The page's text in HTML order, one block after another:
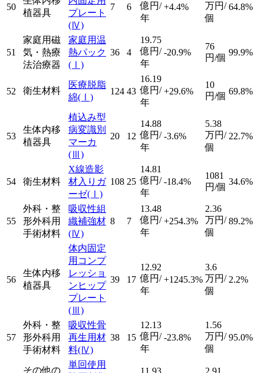
50
植器具
プレート
(Ⅳ)
7 6
億円/
年
+4.4%
万円/
個
64.8%
51
家庭用磁
気・熱療
法治療器
家庭用温
熱パック
(Ⅰ)
36 4
19.75
億円/
年
-20.9%
76
円/個
99.9%
52 衛生材料
医療脱脂
綿(Ⅰ)
124 43
16.19
億円/
年
+29.6%
10
円/個 69.8%
53
生体内移
植器具
植込み型
病変識別
マーカ
(Ⅲ)
20 12
14.88
億円/
年
-3.6%
5.38
万円/
個
22.7%
54 衛生材料
X線造影
材入りガ
ーゼ(Ⅰ)
108 25
14.81
億円/
年
-18.4%
1081
円/個
34.6%
55
外科・整
形外科用
手術材料
吸収性組
織補強材
(Ⅳ)
8 7
13.48
億円/
年
+254.3%
2.36
万円/
個
89.2%
56
生体内移
植器具
体内固定
用コンプ
レッショ
ンヒップ
プレート
(Ⅲ)
39 17
12.92
億円/
年
+1245.3%
3.6
万円/
個
2.2%
57
外科・整
形外科用
手術材料
吸収性骨
再生用材
料(Ⅳ)
38 15
12.13
億円/
年
-23.8%
1.56
万円/
個
95.0%
その他の
単回使用